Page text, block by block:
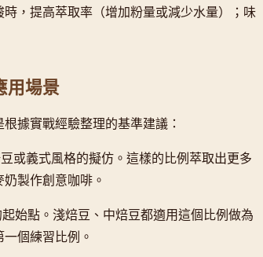
，提高萃取率（增加粉量或減少水量）；味
用場景
據實戰經驗整理的基準建議：
或義式風格的擬仿。這樣的比例萃取出更多
製作創意咖啡。
始點。淺焙豆、中焙豆都適用這個比例做為
個練習比例。